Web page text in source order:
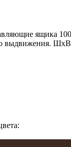
ящика
выдвижения.